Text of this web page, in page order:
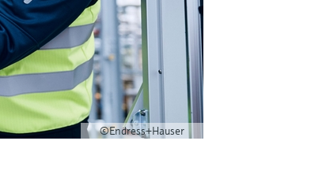
©Endress+Hauser